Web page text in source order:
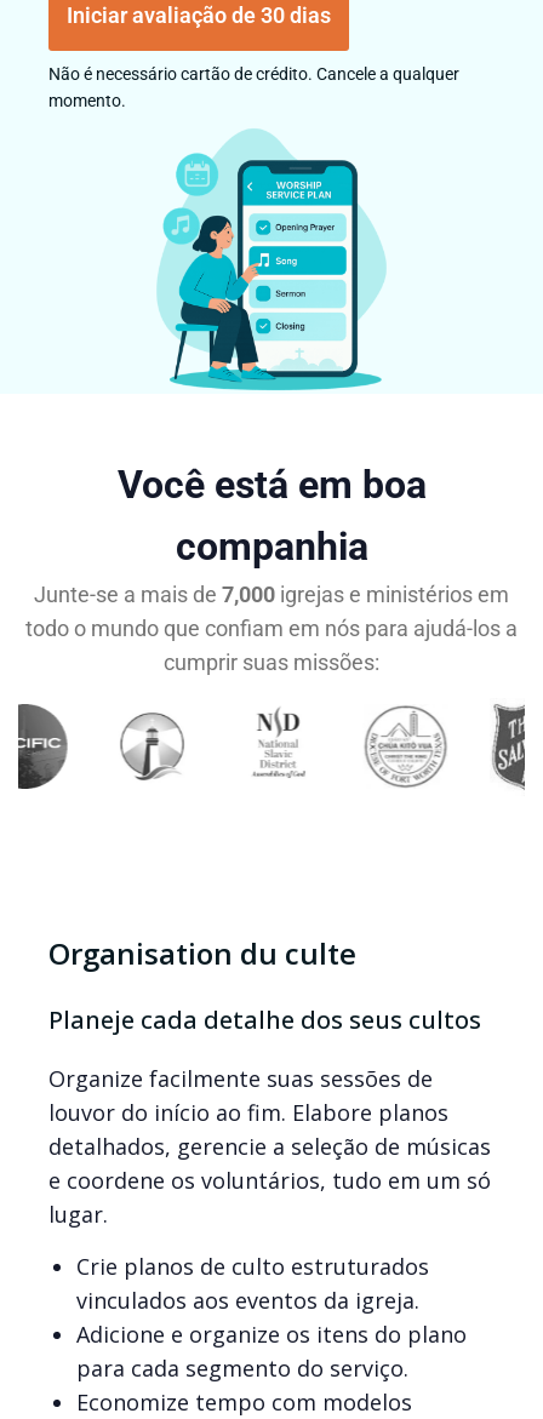
Iniciar avaliação de 30 dias
Não é necessário cartão de crédito. Cancele a qualquer
momento.
Você está em boa
companhia
Junte-se a mais de 7,000 igrejas e ministérios em
todo o mundo que confiam em nós para ajudá-los a
cumprir suas missões:
Organisation du culte
Planeje cada detalhe dos seus cultos
Organize facilmente suas sessões de
louvor do início ao fim. Elabore planos
detalhados, gerencie a seleção de músicas
e coordene os voluntários, tudo em um só
lugar.
Crie planos de culto estruturados
vinculados aos eventos da igreja.
Adicione e organize os itens do plano
para cada segmento do serviço.
Economize tempo com modelos